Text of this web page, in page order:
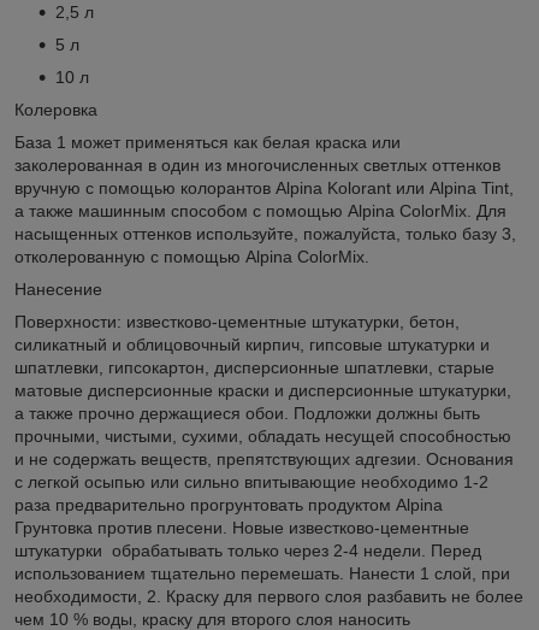
2,5 л
5 л
10 л
Колеровка
База 1 может применяться как белая краска или
заколерованная в один из многочисленных светлых оттенков
вручную с помощью колорантов Alpina Kolorant или Alpina Tint,
а также машинным способом с помощью Alpina ColorMix. Для
насыщенных оттенков используйте, пожалуйста, только базу 3,
отколерованную с помощью Alpina ColorMix.
Нанесение
Поверхности: известково-цементные штукатурки, бетон,
силикатный и облицовочный кирпич, гипсовые штукатурки и
шпатлевки, гипсокартон, дисперсионные шпатлевки, старые
матовые дисперсионные краски и дисперсионные штукатурки,
а также прочно держащиеся обои. Подложки должны быть
прочными, чистыми, сухими, обладать несущей способностью
и не содержать веществ, препятствующих адгезии. Основания
с легкой осыпью или сильно впитывающие необходимо 1-2
раза предварительно прогрунтовать продуктом Alpina
Грунтовка против плесени. Новые известково-цементные
штукатурки обрабатывать только через 2-4 недели. Перед
использованием тщательно перемешать. Нанести 1 слой, при
необходимости, 2. Краску для первого слоя разбавить не более
чем 10 % воды, краску для второго слоя наносить